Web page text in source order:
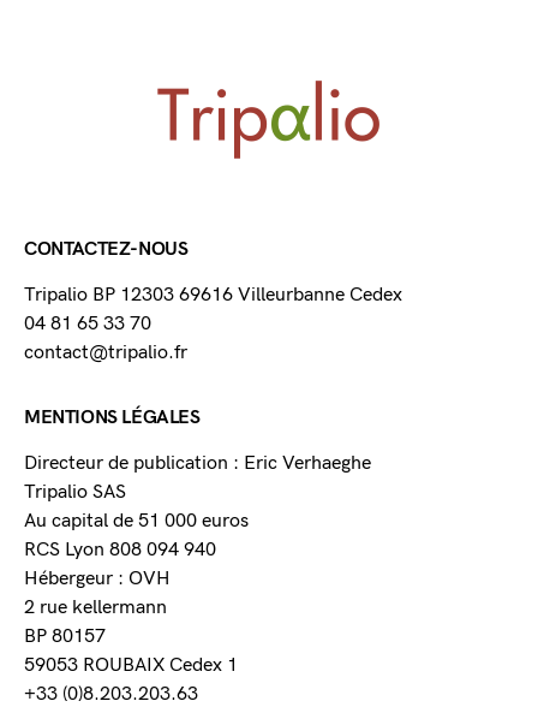
CONTACTEZ-NOUS
Tripalio BP 12303 69616 Villeurbanne Cedex
04 81 65 33 70
contact@tripalio.fr
MENTIONS LÉGALES
Directeur de publication : Eric Verhaeghe
Tripalio SAS
Au capital de 51 000 euros
RCS Lyon 808 094 940
Hébergeur : OVH
2 rue kellermann
BP 80157
59053 ROUBAIX Cedex 1
+33 (0)8.203.203.63